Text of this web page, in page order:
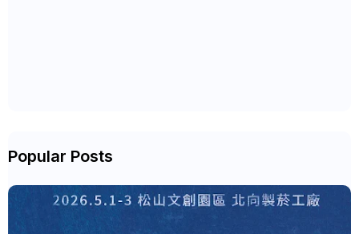
Popular Posts